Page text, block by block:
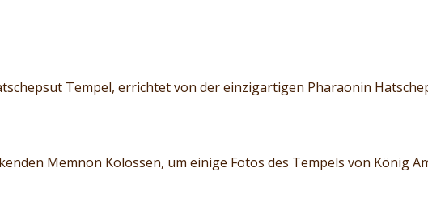
Tempel, errichtet von der einzigartigen Pharaonin
Memnon Kolossen, um einige Fotos des Tempels von König